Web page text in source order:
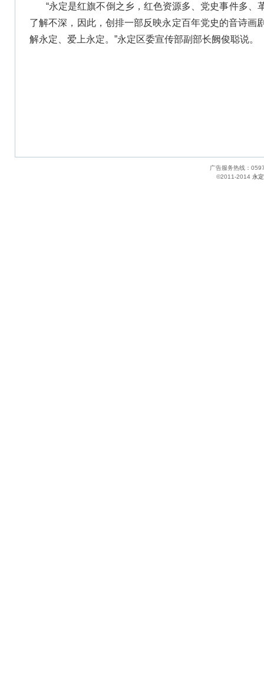
“永定是红旗不倒之乡，红色资源多、党史事件多、
了解不深，因此，创排一部反映永定百年党史的音诗画
解永定、爱上永定。”永定区委宣传部副部长阙俊聪说。
广告服务热线：
©2011-2014 永